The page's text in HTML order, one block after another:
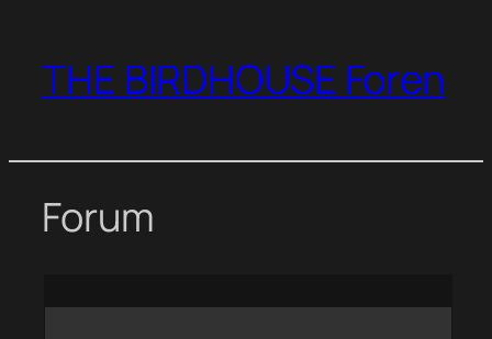
springen
THE BIRDHOUSE Foren
Forum